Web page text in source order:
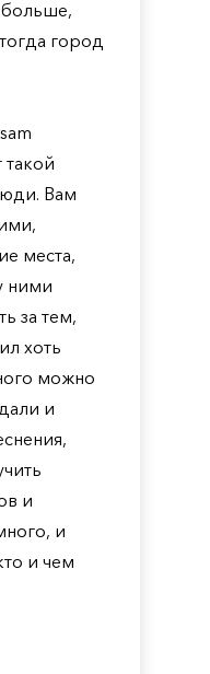
больше,
город
Вам
места,
ними
за тем,
хоть
можно
и
и
и
и чем